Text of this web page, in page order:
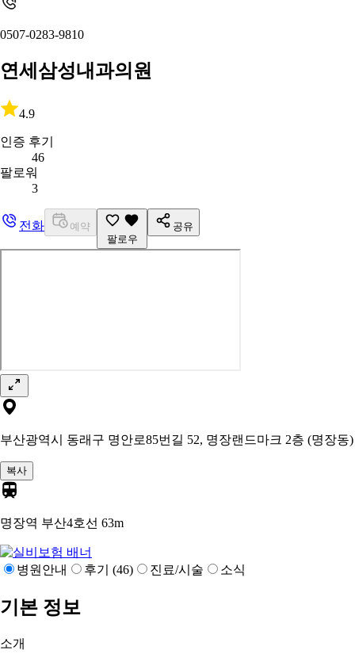
0507-0283-9810
연세삼성내과의원
4.9
인증 후기
46
팔로워
3
전화
예약
팔로우
공유
부산광역시 동래구 명안로85번길 52, 명장랜드마크 2층 (명장동)
복사
명장역 부산4호선 63m
병원안내 후기 (46) 진료/시술 소식
기본 정보
소개